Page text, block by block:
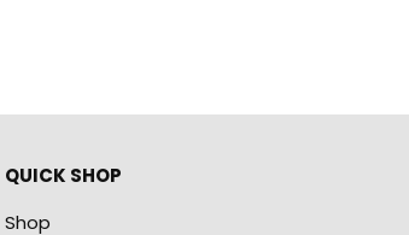
QUICK SHOP
Shop